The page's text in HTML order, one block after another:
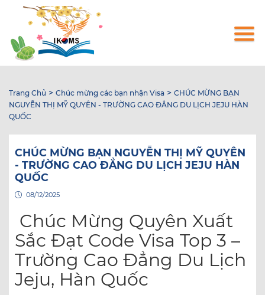
dung
Trang Chủ > Chúc mừng các bạn nhận Visa > CHÚC MỪNG BẠN
NGUYỄN THỊ MỸ QUYÊN - TRƯỜNG CAO ĐẲNG DU LỊCH JEJU HÀN
QUỐC
CHÚC MỪNG BẠN NGUYỄN THỊ MỸ QUYÊN
- TRƯỜNG CAO ĐẲNG DU LỊCH JEJU HÀN
QUỐC
08/12/2025
Chúc Mừng Quyên Xuất
Sắc Đạt Code Visa Top 3 –
Trường Cao Đẳng Du Lịch
Jeju, Hàn Quốc